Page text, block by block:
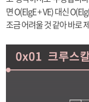
면 O(ElgE + VE) 대신
조금 어려울 것 같아 바로